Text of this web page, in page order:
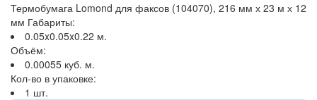
Термобумага Lomond для факсов (104070), 216 мм х 23 м х 12
мм Габариты:
0.05x0.05x0.22 м.
Объём:
0.00055 куб. м.
Кол-во в упаковке:
1 шт.